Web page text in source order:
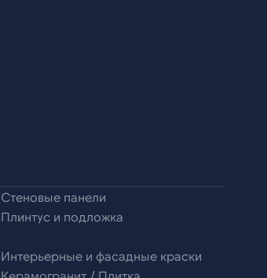
Стеновые панели
Плинтус и подложка
Интерьерные и фасадные краски